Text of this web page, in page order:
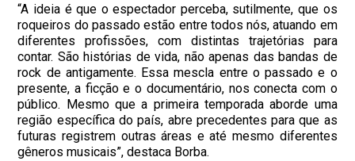
“A ideia é que o espectador perceba, sutilmente, que os
roqueiros do passado estão entre todos nós, atuando em
diferentes profissões, com distintas trajetórias para
contar. São histórias de vida, não apenas das bandas de
rock de antigamente. Essa mescla entre o passado e o
presente, a ficção e o documentário, nos conecta com o
público. Mesmo que a primeira temporada aborde uma
região específica do país, abre precedentes para que as
futuras registrem outras áreas e até mesmo diferentes
gêneros musicais”, destaca Borba.